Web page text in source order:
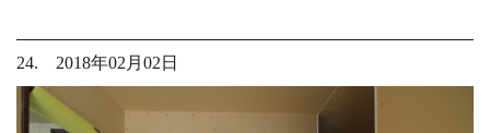
24. 2018年02月02日